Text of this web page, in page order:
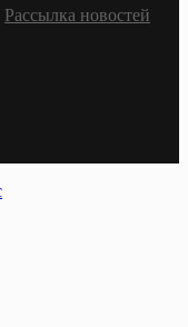
Рассылка новостей